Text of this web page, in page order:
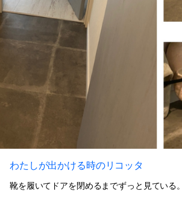
わたしが出かける時のリコッタ
靴を履いてドアを閉めるまでずっと見ている。